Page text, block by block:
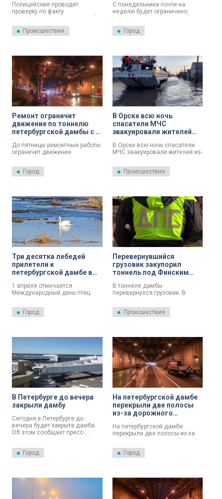
Полицейские проводят
проверку по факту
смертельной аварии на дамбе
в Северной столице. Авария
произошла в Кроншадтском
Происшествия
С понедельника почти на
неделю будет ограничено
движение в тоннеле дамбы в
транспортном отсеке Невской
стороны. Это связано с
Город
Ремонт ограничит
движение по тоннелю
петербургской дамбы с 8
До пятницы ремонтные работы
ограничит движение
петербургской дамбы. Об этом
сообщили в пресс-службе КЗС.
Город
В Орске всю ночь
спасатели МЧС
эвакуировали жителей
работы продолжаются
В Орске всю ночь спасатели
МЧС эвакуировали жителей из-
Происшествия
Три десятка лебедей
прилетели к
петербургской дамбе в
птиц
1 апреля отмечается
Международный день птиц.
защитных сооружений
Петербурга поделилась
Город
Перевернувшийся
грузовик закупорил
тоннель под Финским
В тоннеле дамбы
перевернулся грузовик. В
этому участку КАД затруднён.
Происшествия
В Петербурге до вечера
закрыли дамбу
Сегодня в Петербурге до
вечера будет закрыта дамба.
Об этом сообщает пресс-
защитных сооружений (КЗС).
Город
На петербургской дамбе
перекрыли две полосы
из-за дорожного
На петербургской дамбе
перекрыли две полосы из-за
сообщили в дирекции
Комплекса защитных
Город